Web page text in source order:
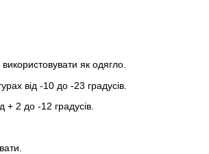
як одягло.
від -10 до -23 градусів.
2 до -12 градусів.